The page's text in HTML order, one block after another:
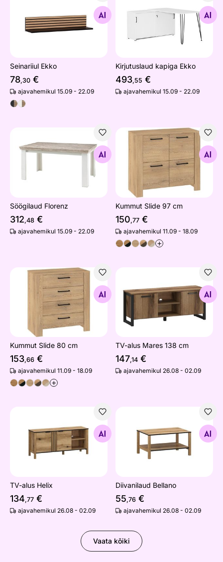
Otsi sarnaseid
Seinariiul Ekko
78,30 €
ajavahemikul 15.09 - 22.09
Otsi sarnaseid
Kirjutuslaud kapiga Ekko
493,55 €
ajavahemikul 15.09 - 22.09
Söögilaud Florenz
Otsi sarnaseid
Söögilaud Florenz
312,48 €
ajavahemikul 15.09 - 22.09
Kummut Slide 97 cm
Otsi sarnaseid
Kummut Slide 97 cm
150,77 €
ajavahemikul 11.09 - 18.09
+
Kummut Slide 80 cm
Otsi sarnaseid
Kummut Slide 80 cm
153,66 €
ajavahemikul 11.09 - 18.09
+
Otsi sarnaseid
TV-alus Mares 138 cm
147,14 €
ajavahemikul 26.08 - 02.09
Otsi sarnaseid
TV-alus Helix
134,77 €
ajavahemikul 26.08 - 02.09
Otsi sarnaseid
Diivanilaud Bellano
55,76 €
ajavahemikul 26.08 - 02.09
Vaata kõiki